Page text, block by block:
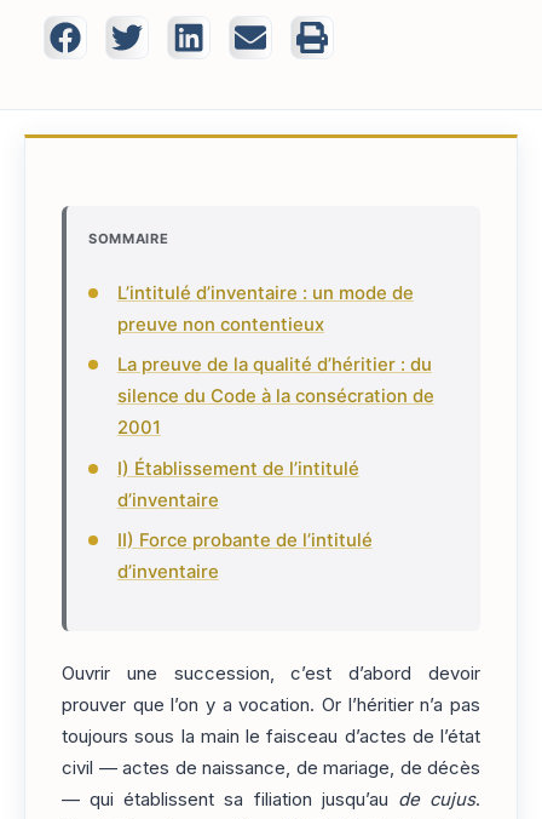
SOMMAIRE
L’intitulé d’inventaire : un mode de
preuve non contentieux
La preuve de la qualité d’héritier : du
silence du Code à la consécration de
2001
I) Établissement de l’intitulé
d’inventaire
II) Force probante de l’intitulé
d’inventaire
Ouvrir une succession, c’est d’abord devoir
prouver que l’on y a vocation. Or l’héritier n’a pas
toujours sous la main le faisceau d’actes de l’état
civil — actes de naissance, de mariage, de décès
— qui établissent sa filiation jusqu’au de cujus.